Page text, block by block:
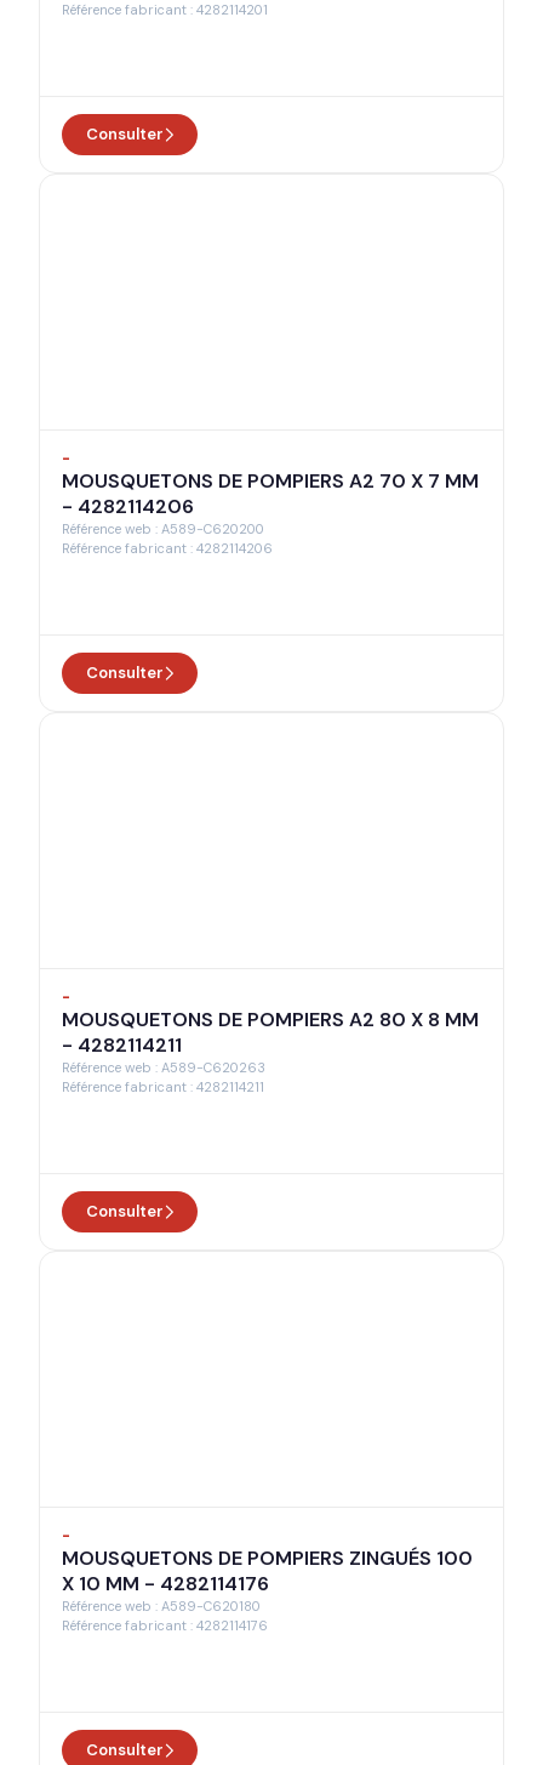
Référence fabricant : 4282114201
Consulter
-
MOUSQUETONS DE POMPIERS A2 70 X 7 MM
- 4282114206
Référence web : A589-C620200
Référence fabricant : 4282114206
Consulter
-
MOUSQUETONS DE POMPIERS A2 80 X 8 MM
- 4282114211
Référence web : A589-C620263
Référence fabricant : 4282114211
Consulter
-
MOUSQUETONS DE POMPIERS ZINGUÉS 100
X 10 MM - 4282114176
Référence web : A589-C620180
Référence fabricant : 4282114176
Consulter